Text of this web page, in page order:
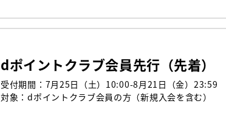
dポイントクラブ会員先行（先着）
受付期間：7月25日（土）10:00-8月21日（金）23:59
対象：dポイントクラブ会員の方（新規入会を含む）